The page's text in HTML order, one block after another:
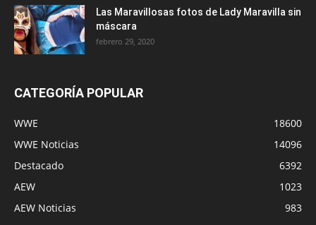
Las Maravillosas fotos de Lady Maravilla sin
máscara
febrero 29, 2020
CATEGORÍA POPULAR
WWE
18600
WWE Noticias
14096
Destacado
6392
AEW
1023
AEW Noticias
983